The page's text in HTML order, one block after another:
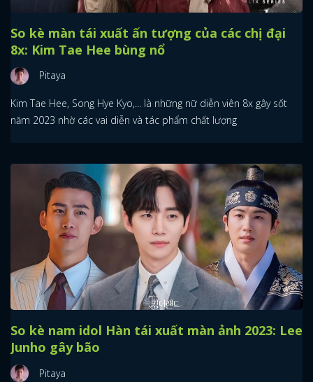
So kè màn tái xuất ấn tượng của các chị đại
8x: Kim Tae Hee bùng nổ
Pitaya
Kim Tae Hee, Song Hye Kyo,... là những nữ diễn viên 8x gây sốt
năm 2023 nhờ các vai diễn và tác phẩm chất lượng
So kè nam idol Hàn tái xuất màn ảnh 2023: Lee
Junho gây bão
Pitaya